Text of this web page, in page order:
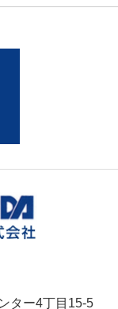
ター4丁目15-5